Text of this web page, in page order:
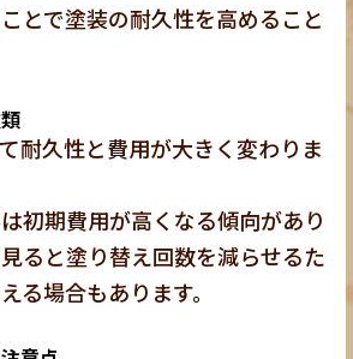
とで塗装の耐久性を高めること
耐久性と費用が大きく変わりま
初期費用が高くなる傾向があり
ると塗り替え回数を減らせるた
る場合もあります。